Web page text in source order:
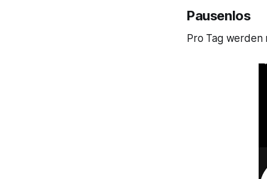
Pausenlos
Pro Tag werden